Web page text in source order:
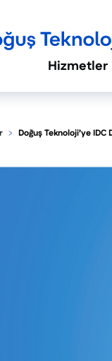
Hizmetler
Doğuş Teknoloji’ye IDC